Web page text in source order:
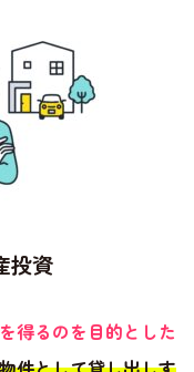
投資
得るのを目的とした